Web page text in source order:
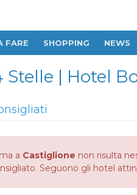
FARE SHOPPING NEWS
| Hotel
a Castiglione non risulta
Seguono gli hotel